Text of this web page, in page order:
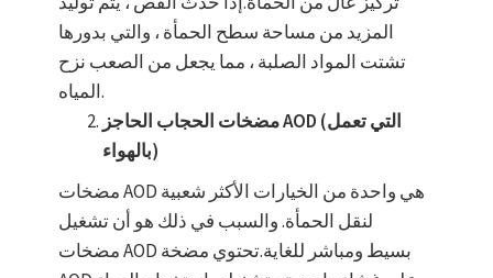
المزيد من مساحة سطح الحمأة ، والتي بدورها
تشتت المواد الصلبة ، مما يجعل من الصعب نزح
المياه.
مضخات الحجاب الحاجز AOD (التي تعمل
بالهواء)
مضخات AOD هي واحدة من الخيارات الأكثر شعبية
لنقل الحمأة. والسبب في ذلك هو أن تشغيل
مضخات AOD بسيط ومباشر للغاية.تحتوي مضخة